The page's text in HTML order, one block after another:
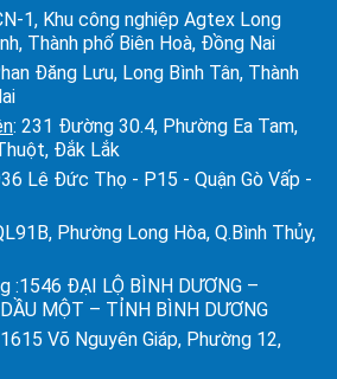
1, Khu công nghiệp Agtex Long
Thành phố Biên Hoà, Đồng Nai
Đăng Lưu, Long Bình Tân, Thành
: 231 Đường 30.4, Phường Ea Tam,
Đắk Lắk
Lê Đức Thọ - P15 - Quận Gò Vấp -
Phường Long Hòa, Q.Bình Thủy,
:1546 ĐẠI LỘ BÌNH DƯƠNG –
MỘT – TỈNH BÌNH DƯƠNG
Võ Nguyên Giáp, Phường 12,